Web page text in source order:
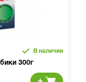
В наличии
300г